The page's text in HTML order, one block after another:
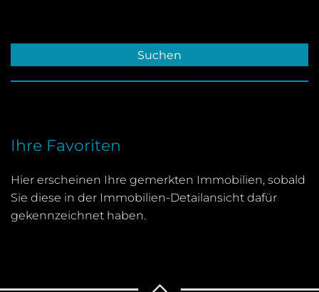
Ihre Favoriten
Hier erscheinen Ihre gemerkten Immobilien, sobald
Sie diese in der Immobilien-Detailansicht dafür
gekennzeichnet haben.